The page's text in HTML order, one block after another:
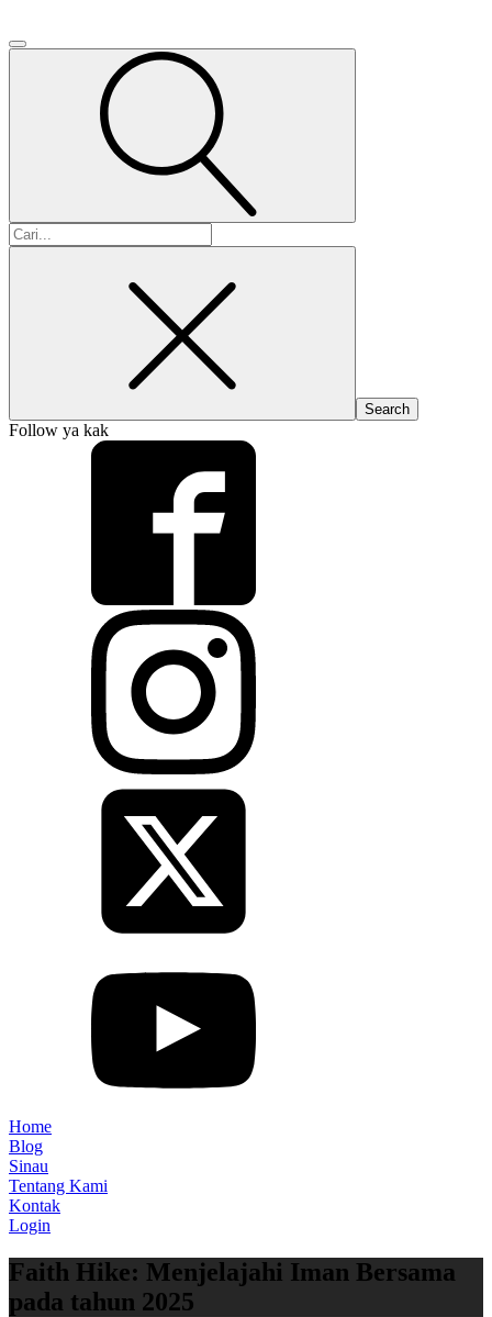
Search
for:
Follow ya kak
Home
Blog
Sinau
Tentang Kami
Kontak
Login
Faith Hike: Menjelajahi Iman Bersama
pada tahun 2025